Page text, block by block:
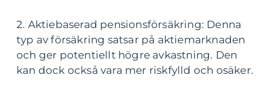
2. Aktiebaserad pensionsförsäkring: Denna
typ av försäkring satsar på aktiemarknaden
och ger potentiellt högre avkastning. Den
kan dock också vara mer riskfylld och osäker.